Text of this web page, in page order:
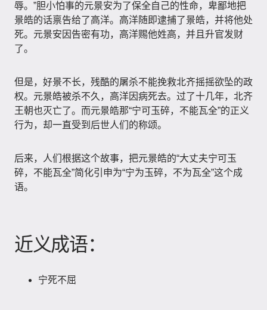
辱。”胆小怕事的元景安为了保全自己的性命，卑鄙地把
景皓的话禀告给了高洋。高洋随即逮捕了景皓，并将他处
死。元景安因告密有功，高洋赐他姓高，并且升官发财
了。
但是，好景不长，残酷的屠杀不能挽救北齐摇摇欲坠的政
权。元景皓被杀不久，高洋因病死去。过了十几年，北齐
王朝也灭亡了。而元景皓那“宁可玉碎，不能瓦全”的正义
行为，却一直受到后世人们的称颂。
后来，人们根据这个故事，把元景皓的“大丈夫宁可玉
碎，不能瓦全”简化引申为“宁为玉碎，不为瓦全”这个成
语。
近义成语：
宁死不屈